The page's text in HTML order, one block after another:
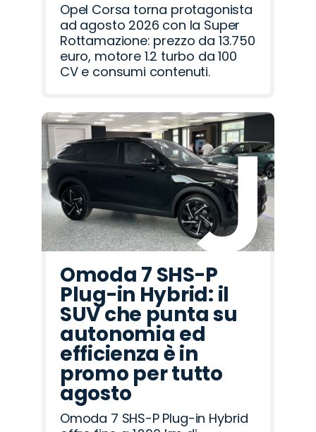
Opel Corsa torna protagonista
ad agosto 2026 con la Super
Rottamazione: prezzo da 13.750
euro, motore 1.2 turbo da 100
CV e consumi contenuti.
Omoda 7 SHS-P
Plug-in Hybrid: il
SUV che punta su
autonomia ed
efficienza è in
promo per tutto
agosto
Omoda 7 SHS-P Plug-in Hybrid